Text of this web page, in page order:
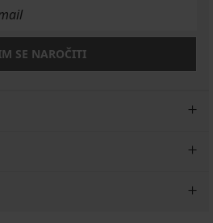
SE NAROČITI